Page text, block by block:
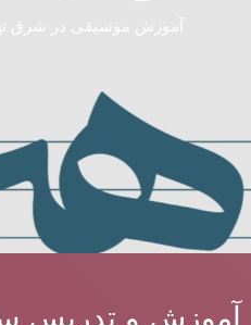
آموزش موسیقی در شرق
آموزش و تدریس